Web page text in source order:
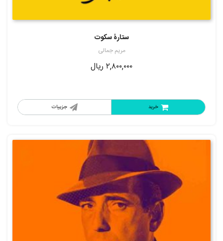
ستارۀ سکوت
مریم جمالی
۲,۸۰۰,۰۰۰ ریال
جزییات خرید